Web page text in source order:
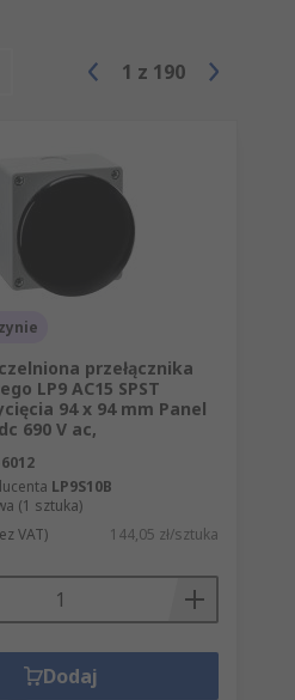
1 z 190
przełącznika
LP9 AC15 SPST
94 x 94 mm Panel
690 V ac,
LP9S10B
(1 sztuka)
VAT) 144,05 zł/sztuka
Dodaj